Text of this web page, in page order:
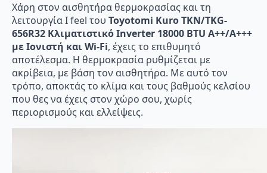
Χάρη στον αισθητήρα θερμοκρασίας και τη
λειτουργία I feel του Toyotomi Kuro TKN/TKG-
656R32 Κλιματιστικό Inverter 18000 BTU A++/A+++
με Ιονιστή και Wi-Fi, έχεις το επιθυμητό
αποτέλεσμα. Η θερμοκρασία ρυθμίζεται με
ακρίβεια, με βάση τον αισθητήρα. Με αυτό τον
τρόπο, αποκτάς το κλίμα και τους βαθμούς κελσίου
που θες να έχεις στον χώρο σου, χωρίς
περιορισμούς και ελλείψεις.